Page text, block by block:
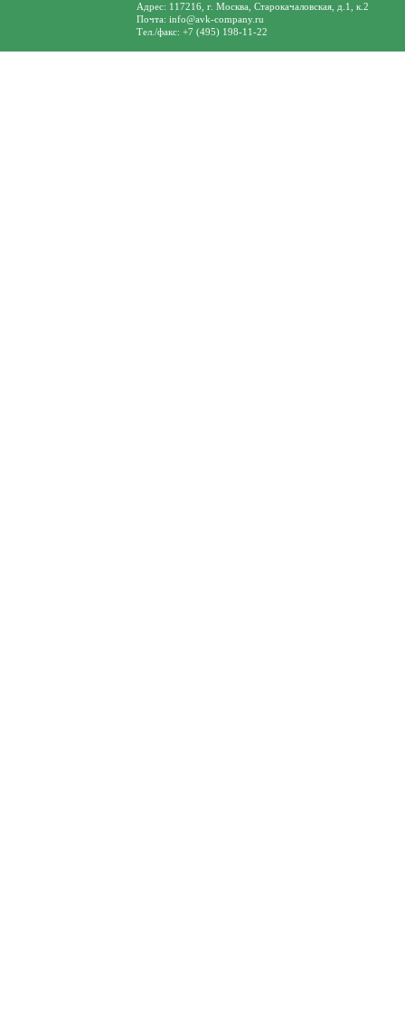
Адрес: 117216, г. Москва, Старокачаловская, д.1, к.2
Почта: info@avk-company.ru
Тел./факс: +7 (495) 198-11-22